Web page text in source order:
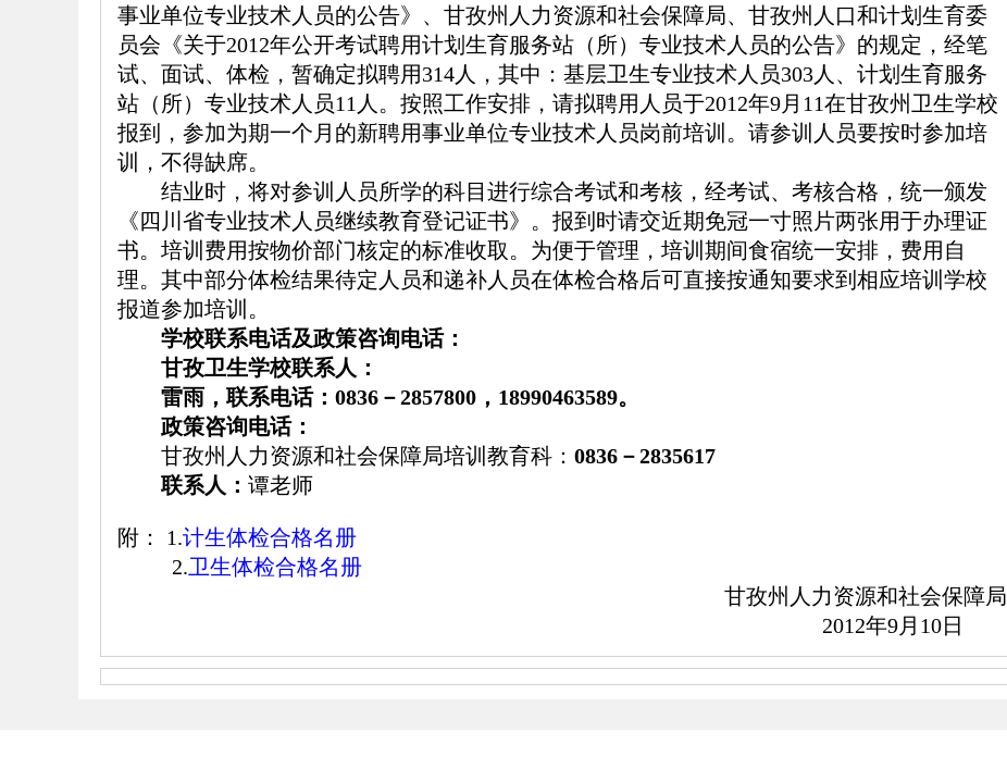
事业单位专业技术人员的公告》、甘孜州人力资源和社会保障局、甘孜州人口和计划生育委
员会《关于2012年公开考试聘用计划生育服务站（所）专业技术人员的公告》的规定，经笔
试、面试、体检，暂确定拟聘用314人，其中：基层卫生专业技术人员303人、计划生育服务
站（所）专业技术人员11人。按照工作安排，请拟聘用人员于2012年9月11在甘孜州卫生学校
报到，参加为期一个月的新聘用事业单位专业技术人员岗前培训。 请参训人员要按时参加培
训，不得缺席。
结业时，将对参训人员所学的科目进行综合考试和考核，经考试、考核合格，统一颁发
《四川省专业技术人员继续教育登记证书》。报到时请交近期免冠一寸照片两张用于办理证
书。培训费用按物价部门核定的标准收取。为便于管理，培训期间食宿统一安排，费用自
理。其中部分体检结果待定人员和递补人员在体检合格后可直接按通知要求到相应培训学校
报道参加培训。
学校联系电话及政策咨询电话：
甘孜卫生学校联系人：
雷雨，联系电话：0836－2857800，18990463589。
政策咨询电话：
甘孜州人力资源和社会保障局培训教育科： 0836 －2835617
联系人： 谭老师
附： 1.计生体检合格名册
2.卫生体检合格名册
甘孜州人力资源和社会保障局
2012年9月10日